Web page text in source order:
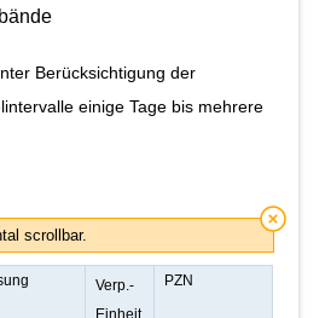
Berücksichtigung der
einige Tage bis mehrere
scrollbar.
Verp.-
Einheit
PZN